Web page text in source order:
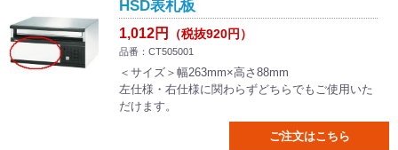
HSD表札板
1,012円 （税抜920円）
品番：CT505001
＜サイズ＞幅263mm×高さ88mm
左仕様・右仕様に関わらずどちらでもご使用いた
だけます。
ご注文はこちら